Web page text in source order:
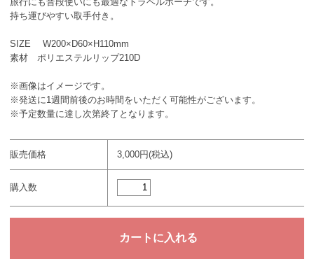
持ち運びやすい取手付き。
SIZE W200×D60×H110mm
素材 ポリエステルリップ210D
※画像はイメージです。
※発送に1週間前後のお時間をいただく可能性がございます。
※予定数量に達し次第終了となります。
販売価格 3,000円(税込)
購入数